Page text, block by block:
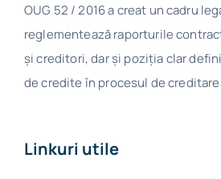
OUG 52 / 2016 a creat un cadru
reglementează raporturile
și creditori, dar și poziția clar
de credite în procesul de
Linkuri utile